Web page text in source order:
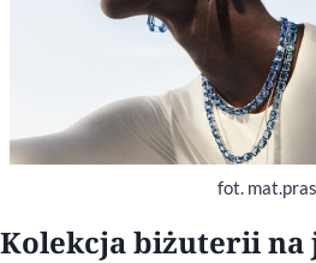
fot.
Kolekcja biżuterii na